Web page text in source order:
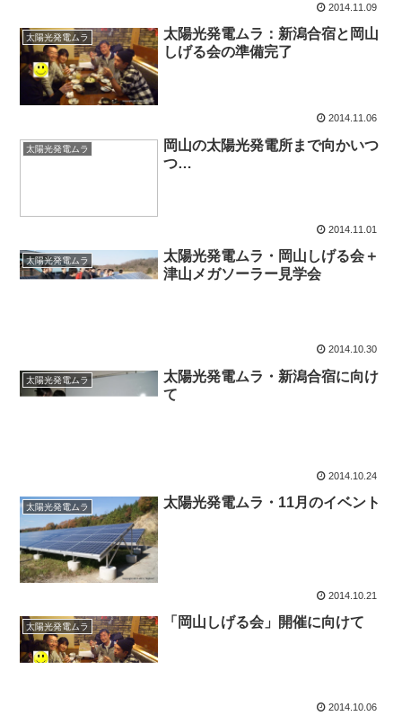
2014.11.09
太陽光発電ムラ
太陽光発電ムラ：新潟合宿と岡山
しげる会の準備完了
2014.11.06
太陽光発電ムラ
岡山の太陽光発電所まで向かいつ
つ…
2014.11.01
太陽光発電ムラ
太陽光発電ムラ・岡山しげる会＋
津山メガソーラー見学会
2014.10.30
太陽光発電ムラ
太陽光発電ムラ・新潟合宿に向け
て
2014.10.24
太陽光発電ムラ 太陽光発電ムラ・11月のイベント
2014.10.21
太陽光発電ムラ 「岡山しげる会」開催に向けて
2014.10.06